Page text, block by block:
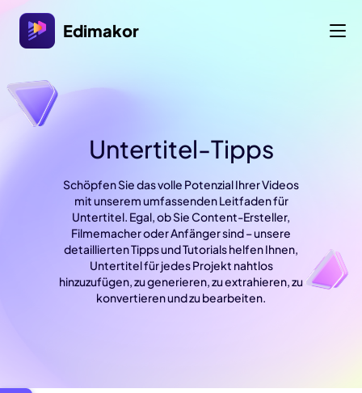
Edimakor
Untertitel-Tipps
Schöpfen Sie das volle Potenzial Ihrer Videos
mit unserem umfassenden Leitfaden für
Untertitel. Egal, ob Sie Content-Ersteller,
Filmemacher oder Anfänger sind – unsere
detaillierten Tipps und Tutorials helfen Ihnen,
Untertitel für jedes Projekt nahtlos
hinzuzufügen, zu generieren, zu extrahieren, zu
konvertieren und zu bearbeiten.